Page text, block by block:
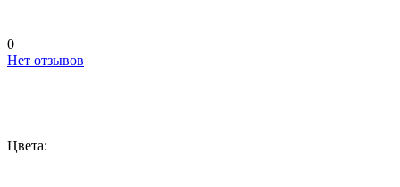
0
Нет отзывов
Цвета: